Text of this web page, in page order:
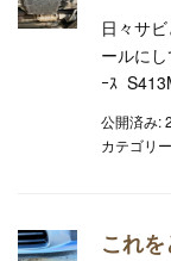
日々サ
ールに
ｰｽ
公開済み:
カテゴリ
これを